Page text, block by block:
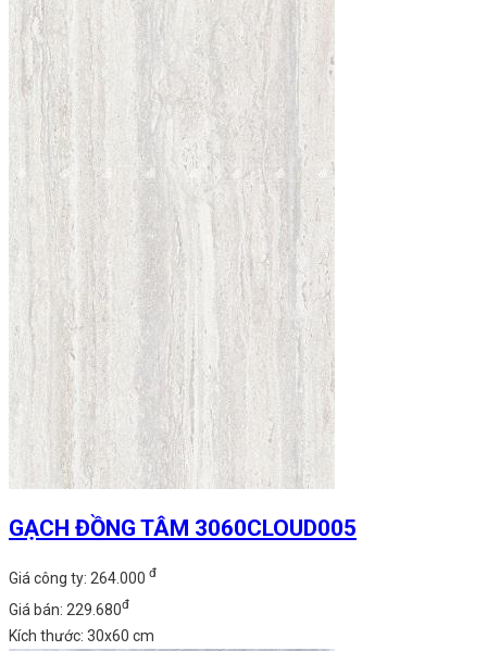
GẠCH ĐỒNG TÂM 3060CLOUD005
Giá công ty: 264.000 đ
Giá bán: 229.680đ
Kích thước: 30x60 cm